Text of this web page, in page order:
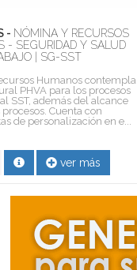
- NÓMINA Y RECURSOS
- SEGURIDAD Y SALUD
| SG-SST
Humanos contempla
PHVA para los procesos
SST, además del alcance
procesos. Cuenta con
de personalización en e...
ver más